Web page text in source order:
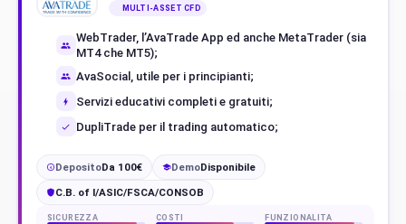
MULTI-ASSET CFD
WebTrader, l’AvaTrade App ed anche MetaTrader (sia
MT4 che MT5);
AvaSocial, utile per i principianti;
Servizi educativi completi e gratuiti;
DupliTrade per il trading automatico;
€ DepositoDa 100€ DemoDisponibile
C.B. of I/ASIC/FSCA/CONSOB
SICUREZZA COSTI FUNZIONALITÀ